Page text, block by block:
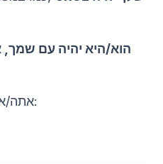
הוא/היא יהיה עם שמך,
אתה/את יכול/ה למצוא דוגמה להלן: